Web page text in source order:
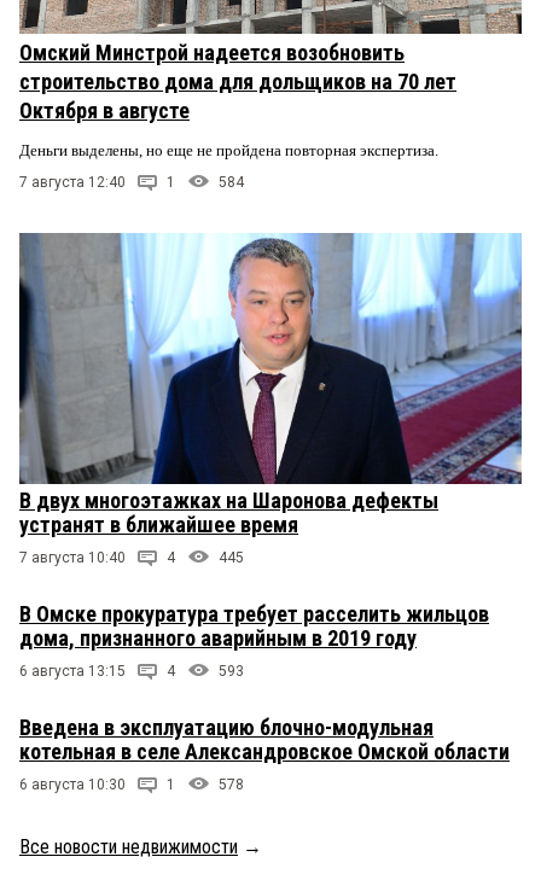
Омский Минстрой надеется возобновить
строительство дома для дольщиков на 70 лет
Октября в августе
Деньги выделены, но еще не пройдена повторная экспертиза.
7 августа 12:40 1 584
В двух многоэтажках на Шаронова дефекты
устранят в ближайшее время
7 августа 10:40 4 445
В Омске прокуратура требует расселить жильцов
дома, признанного аварийным в 2019 году
6 августа 13:15 4 593
Введена в эксплуатацию блочно-модульная
котельная в селе Александровское Омской области
6 августа 10:30 1 578
Все новости недвижимости →